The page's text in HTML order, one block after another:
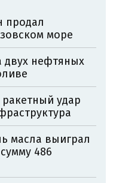
продал
море
двух нефтяных
удар
масла выиграл
486